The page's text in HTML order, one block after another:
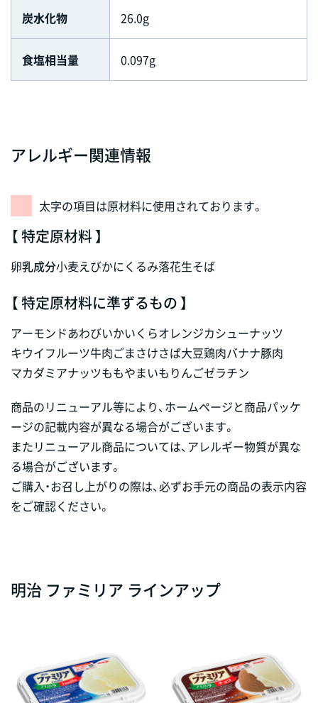
炭水化物 26.0g
食塩相当量 0.097g
アレルギー関連情報
太字の項目は原材料に使用されております。
【 特定原材料 】
卵乳成分小麦えびかにくるみ落花生そば
【 特定原材料に準ずるもの 】
アーモンドあわびいかいくらオレンジカシューナッツ
キウイフルーツ牛肉ごまさけさば大豆鶏肉バナナ豚肉
マカダミアナッツももやまいも りんごゼラチン
商品のリニューアル等により、ホームページと商品パッケ
ージの記載内容が異なる場合がございます。
またリニューアル商品については、アレルギー物質が異な
る場合がございます。
ご購入・お召し上がりの際は、必ずお手元の商品の表示内容
をご確認ください。
明治 ファミリア ラインアップ